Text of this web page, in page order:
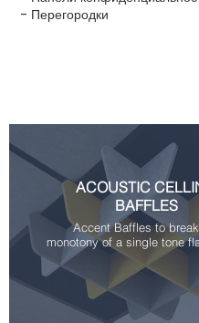
- Перегородки
ACOUSTIC
BAFFLES
Accent Baffles to
monotony of a single tone